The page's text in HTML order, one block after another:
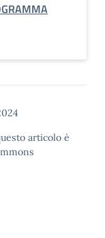
articolo è